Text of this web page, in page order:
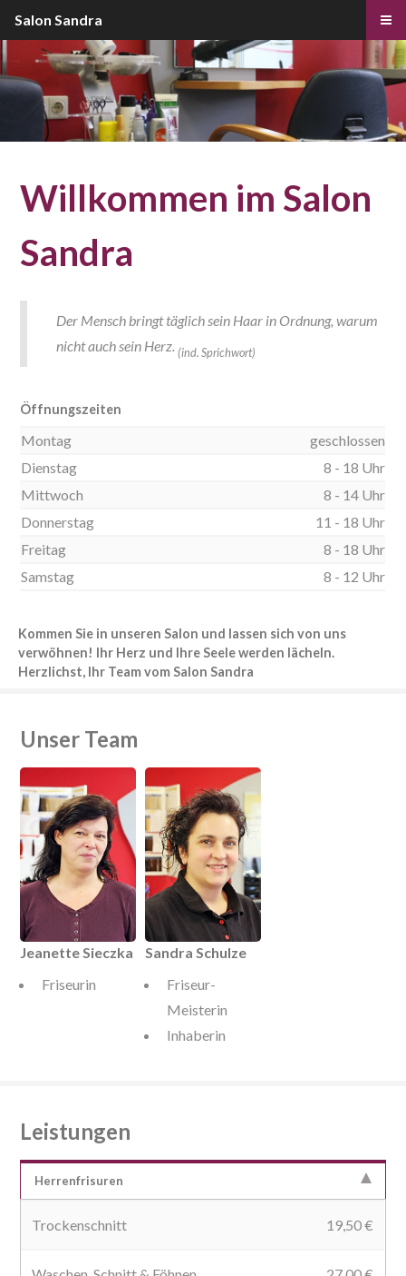
Willkommen im Salon
Sandra
Der Mensch bringt täglich sein Haar in Ordnung, warum
nicht auch sein Herz. (ind. Sprichwort)
Öffnungszeiten
Montag
geschlossen
Dienstag
8 - 18 Uhr
Mittwoch
8 - 14 Uhr
Donnerstag
11 - 18 Uhr
Freitag
8 - 18 Uhr
Samstag
8 - 12 Uhr
Kommen Sie in unseren Salon und lassen sich von uns
verwöhnen! Ihr Herz und Ihre Seele werden lächeln.
Herzlichst, Ihr Team vom Salon Sandra
Unser Team
Jeanette Sieczka
Friseurin
Sandra Schulze
Friseur-
Meisterin
Inhaberin
Leistungen
Herrenfrisuren
Trockenschnitt 19,50 €
Salon Sandra